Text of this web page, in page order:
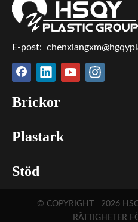
E-post:
Brickor
Plastark
Stöd
© COPYRIGHT 2026
RÄTTIGHETER